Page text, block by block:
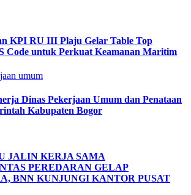
KPI RU III Plaju Gelar Table Top
Code untuk Perkuat Keamanan Maritim
Dinas Pekerjaan Umum dan Penataan
Kabupaten Bogor
JALIN KERJA SAMA
PEREDARAN GELAP
BNN KUNJUNGI KANTOR PUSAT